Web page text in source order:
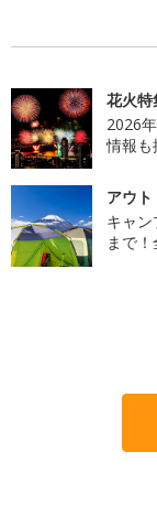
花火
2026
情報も
アウ
キャ
まで